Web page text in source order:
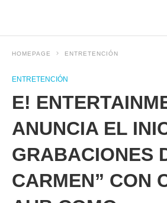
HOMEPAGE ENTRETENCIÓN
ENTRETENCIÓN
E!
ANUNCIA EL
GRABACIONES
CARMEN” CON